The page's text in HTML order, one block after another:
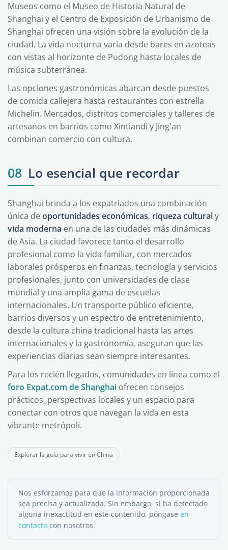
Museos como el Museo de Historia Natural de
Shanghai y el Centro de Exposición de Urbanismo de
Shanghai ofrecen una visión sobre la evolución de la
ciudad. La vida nocturna varía desde bares en azoteas
con vistas al horizonte de Pudong hasta locales de
música subterránea.
Las opciones gastronómicas abarcan desde puestos
de comida callejera hasta restaurantes con estrella
Michelin. Mercados, distritos comerciales y talleres de
artesanos en barrios como Xintiandi y Jing'an
combinan comercio con cultura.
08 Lo esencial que recordar
Shanghai brinda a los expatriados una combinación
única deoportunidades económicas, riqueza culturaly
vida moderna en una de las ciudades más dinámicas
de Asia. La ciudad favorece tanto el desarrollo
profesional como la vida familiar, con mercados
laborales prósperos en finanzas, tecnología y servicios
profesionales, junto con universidades de clase
mundial y una amplia gama de escuelas
internacionales. Un transporte público eficiente,
barrios diversos y un espectro de entretenimiento,
desde la cultura china tradicional hasta las artes
internacionales y la gastronomía, aseguran que las
experiencias diarias sean siempre interesantes.
Para los recién llegados, comunidades en línea como el
foro Expat.com de Shanghai ofrecen consejos
prácticos, perspectivas locales y un espacio para
conectar con otros que navegan la vida en esta
vibrante metrópoli.
Explorar la guía para vivir en China
Nos esforzamos para que la información proporcionada
sea precisa y actualizada. Sin embargo, si ha detectado
alguna inexactitud en este contenido, póngase en
contacto con nosotros.